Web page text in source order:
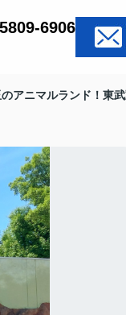
6906
アニマルランド！東